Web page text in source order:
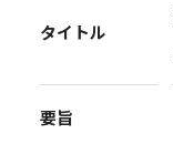
タイトル
要旨